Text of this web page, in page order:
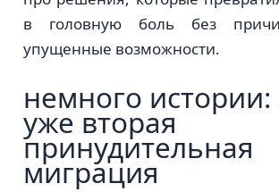
в головную боль без
упущенные возможности.
немного истории:
уже вторая
принудительная
миграция